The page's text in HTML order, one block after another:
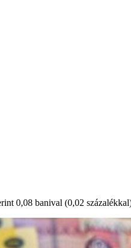
0,08 banival (0,02